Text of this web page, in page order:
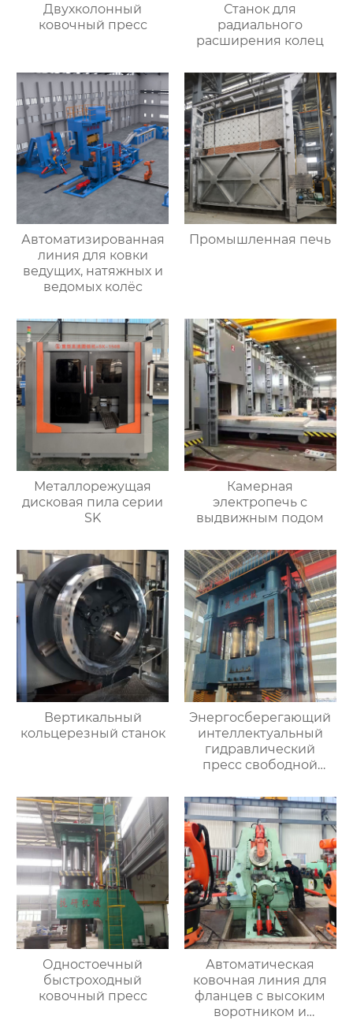
Двухколонный
ковочный пресс
Станок для
радиального
расширения колец
Автоматизированная
линия для ковки
ведущих, натяжных и
ведомых колёс
Промышленная печь
Металлорежущая
дисковая пила серии
SK
Камерная
электропечь с
выдвижным подом
Вертикальный
кольцерезный станок
Энергосберегающий
интеллектуальный
гидравлический
пресс свободной
Одностоечный
быстроходный
ковочный пресс
Автоматическая
ковочная линия для
фланцев с высоким
воротником и